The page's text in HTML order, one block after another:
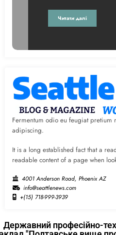
Fermentum odio eu feugiat pretium
adipiscing.
It is a long established fact that a
readable content of a page when
4001 Anderson Road, Phoenix AZ
info@seattlenews.com
+(15) 718-999-3939
Читати далі
Державний професійно-